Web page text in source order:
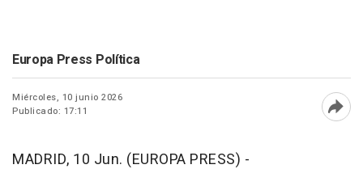
Europa Press Política
Miércoles, 10 junio 2026
Publicado: 17:11
MADRID, 10 Jun. (EUROPA PRESS) -